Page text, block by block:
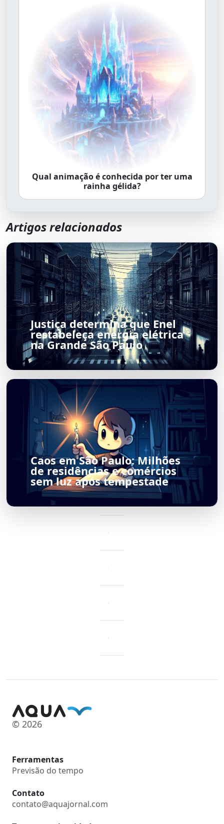
Qual animação é conhecida por ter uma
rainha gélida?
Artigos relacionados
Justiça determina que Enel
restabeleça energia elétrica
na Grande São Paulo
Caos em São Paulo: Milhões
de residências e comércios
sem luz após tempestade
© 2026
Ferramentas
Previsão do tempo
Contato
contato@aquajornal.com